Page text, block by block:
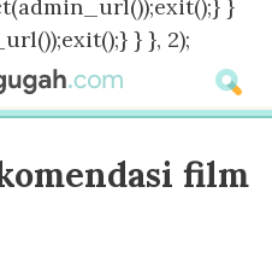
}
} }, 2);
film